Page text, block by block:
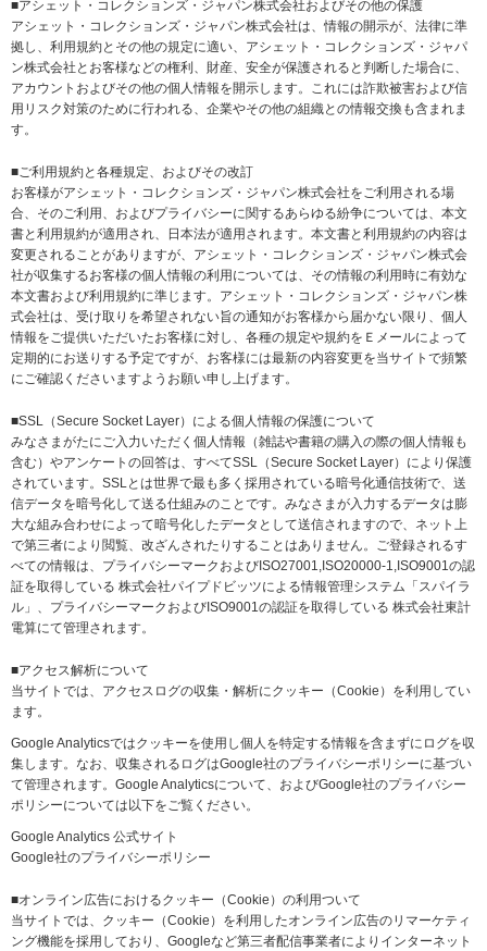
■アシェット・コレクションズ・ジャパン株式会社およびその他の保護
アシェット・コレクションズ・ジャパン株式会社は、情報の開示が、法律に準
拠し、利用規約とその他の規定に適い、アシェット・コレクションズ・ジャパ
ン株式会社とお客様などの権利、財産、安全が保護されると判断した場合に、
アカウントおよびその他の個人情報を開示します。これには詐欺被害および信
用リスク対策のために行われる、企業やその他の組織との情報交換も含まれま
す。
■ご利用規約と各種規定、およびその改訂
お客様がアシェット・コレクションズ・ジャパン株式会社をご利用される場
合、そのご利用、およびプライバシーに関するあらゆる紛争については、本文
書と利用規約が適用され、日本法が適用されます。本文書と利用規約の内容は
変更されることがありますが、アシェット・コレクションズ・ジャパン株式会
社が収集するお客様の個人情報の利用については、その情報の利用時に有効な
本文書および利用規約に準じます。アシェット・コレクションズ・ジャパン株
式会社は、受け取りを希望されない旨の通知がお客様から届かない限り、個人
情報をご提供いただいたお客様に対し、各種の規定や規約をＥメールによって
定期的にお送りする予定ですが、お客様には最新の内容変更を当サイトで頻繁
にご確認くださいますようお願い申し上げます。
■SSL（Secure Socket Layer）による個人情報の保護について
みなさまがたにご入力いただく個人情報（雑誌や書籍の購入の際の個人情報も
含む）やアンケートの回答は、すべてSSL（Secure Socket Layer）により保護
されています。SSLとは世界で最も多く採用されている暗号化通信技術で、送
信データを暗号化して送る仕組みのことです。みなさまが入力するデータは膨
大な組み合わせによって暗号化したデータとして送信されますので、ネット上
で第三者により閲覧、改ざんされたりすることはありません。ご登録されるす
べての情報は、プライバシーマークおよびISO27001,ISO20000-1,ISO9001の認
証を取得している 株式会社パイプドビッツによる情報管理システム「スパイラ
ル」 、プライバシーマークおよびISO9001の認証を取得している 株式会社東計
電算にて管理されます。
■アクセス解析について
当サイトでは、アクセスログの収集・解析にクッキー（Cookie）を利用してい
ます。
Google Analyticsではクッキーを使用し個人を特定する情報を含まずにログを収
集します。なお、収集されるログはGoogle社のプライバシーポリシーに基づい
て管理されます。Google Analyticsについて、およびGoogle社のプライバシー
ポリシーについては以下をご覧ください。
Google Analytics 公式サイト
Google社のプライバシーポリシー
■オンライン広告におけるクッキー（Cookie）の利用ついて
当サイトでは、クッキー（Cookie）を利用したオンライン広告のリマーケティ
ング機能を採用しており、Googleなど第三者配信事業者によりインターネット